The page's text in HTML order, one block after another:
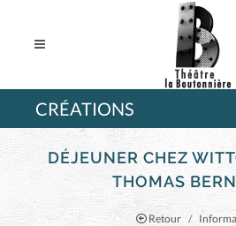
CRÉATIONS
DÉJEUNER CHEZ
THOMAS
Retour